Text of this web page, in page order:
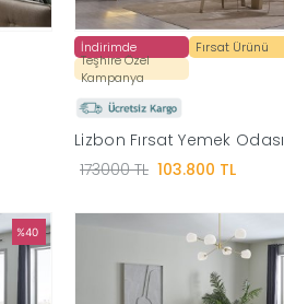
İndirimde Fırsat Ürünü
Teşhire Özel
Kampanya
Lizbon Fırsat Yemek Odası
173000 TL 103.800 TL
%40